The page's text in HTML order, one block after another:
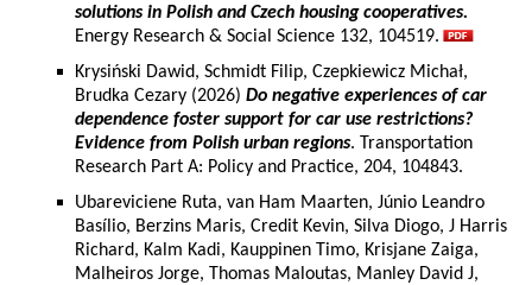
solutions in Polish and Czech housing cooperatives.
Energy Research & Social Science 132, 104519.
Krysiński Dawid, Schmidt Filip, Czepkiewicz Michał,
Brudka Cezary (2026) Do negative experiences of car
dependence foster support for car use restrictions?
Evidence from Polish urban regions. Transportation
Research Part A: Policy and Practice, 204, 104843.
Ubareviciene Ruta, van Ham Maarten, Júnio Leandro
Basílio, Berzins Maris, Credit Kevin, Silva Diogo, J Harris
Richard, Kalm Kadi, Kauppinen Timo, Krisjane Zaiga,
Malheiros Jorge, Thomas Maloutas, Manley David J,